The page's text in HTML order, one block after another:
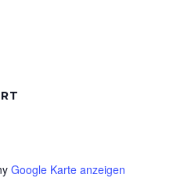
Google Karte anzeigen